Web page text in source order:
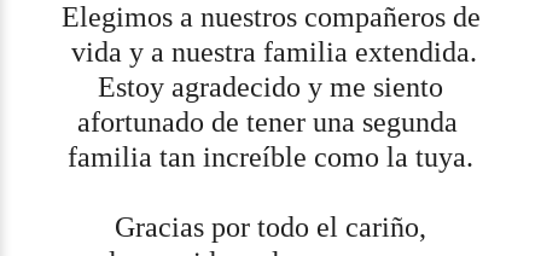
Elegimos a nuestros compañeros de
vida y a nuestra familia extendida.
Estoy agradecido y me siento
afortunado de tener una segunda
familia tan increíble como la tuya.
Gracias por todo el cariño,